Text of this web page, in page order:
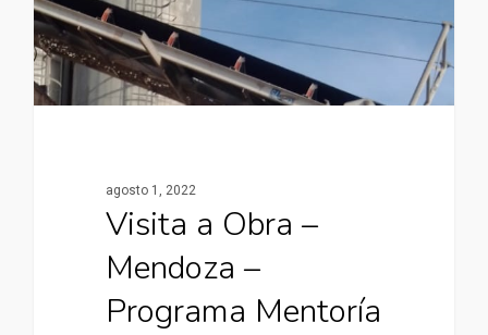
agosto 1, 2022
Visita a Obra –
Mendoza –
Programa Mentoría